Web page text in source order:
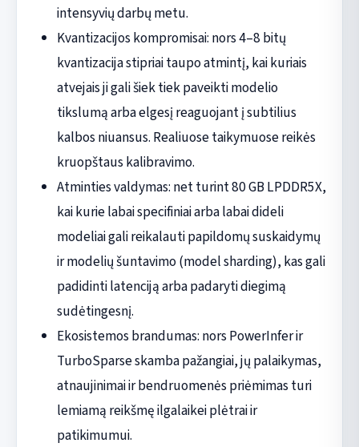
intensyvių darbų metu.
Kvantizacijos kompromisai: nors 4–8 bitų
kvantizacija stipriai taupo atmintį, kai kuriais
atvejais ji gali šiek tiek paveikti modelio
tikslumą arba elgesį reaguojant į subtilius
kalbos niuansus. Realiuose taikymuose reikės
kruopštaus kalibravimo.
Atminties valdymas: net turint 80 GB LPDDR5X,
kai kurie labai specifiniai arba labai dideli
modeliai gali reikalauti papildomų suskaidymų
ir modelių šuntavimo (model sharding), kas gali
padidinti latenciją arba padaryti diegimą
sudėtingesnį.
Ekosistemos brandumas: nors PowerInfer ir
TurboSparse skamba pažangiai, jų palaikymas,
atnaujinimai ir bendruomenės priėmimas turi
lemiamą reikšmę ilgalaikei plėtrai ir
patikimumui.